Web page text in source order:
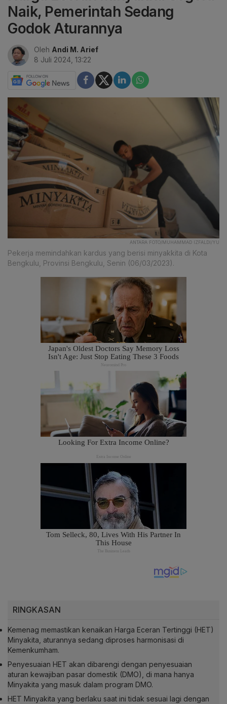
Naik, Pemerintah Sedang
Godok Aturannya
Oleh Andi M. Arief
8 Juli 2024, 13:22
ANTARA FOTO/MUHAMMAD IZFALDI/YU
Pekerja memindahkan kardus yang berisi minyakkita di Kota
Bengkulu, Provinsi Bengkulu, Senin (06/03/2023).
RINGKASAN
Kemenag memastikan kenaikan Harga Eceran Tertinggi (HET)
Minyakita, aturannya sedang diproses harmonisasi di
Kemenkumham.
Penyesuaian HET akan dibarengi dengan penyesuaian
aturan kewajiban pasar domestik (DMO), di mana hanya
Minyakita yang masuk dalam program DMO.
HET Minyakita yang berlaku saat ini tidak sesuai lagi dengan